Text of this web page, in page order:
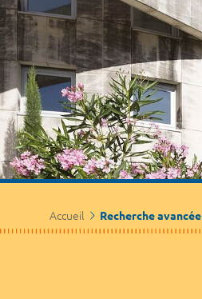
Accueil Recherche avancée